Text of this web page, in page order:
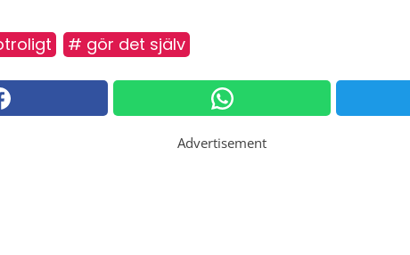
# gör det själv
Advertisement